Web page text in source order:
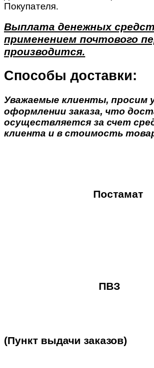
Покупателя.
Выплата денежных
применением почтового
производится.
Способы доставки:
Уважаемые клиенты, просим
оформлении заказа, что
осуществляется за счет
клиента и в стоимость
Постамат
ПВЗ
(Пункт выдачи заказов)